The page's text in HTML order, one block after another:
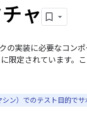
ャ
の実装に必要なコン
限定されています。
ン）でのテスト目的でサ